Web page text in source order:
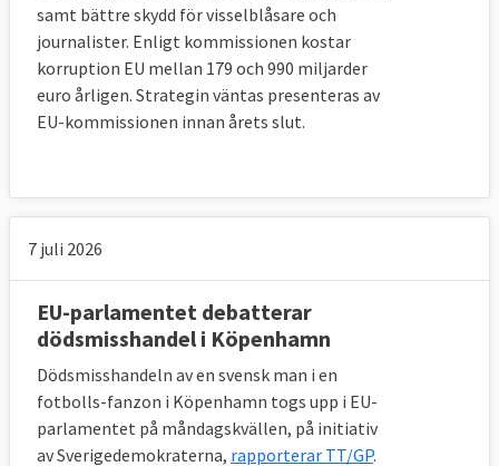
samt bättre skydd för visselblåsare och
journalister. Enligt kommissionen kostar
korruption EU mellan 179 och 990 miljarder
euro årligen. Strategin väntas presenteras av
EU-kommissionen innan årets slut.
7 juli 2026
EU-parlamentet debatterar
dödsmisshandel i Köpenhamn
Dödsmisshandeln av en svensk man i en
fotbolls-fanzon i Köpenhamn togs upp i EU-
parlamentet på måndagskvällen, på initiativ
av Sverigedemokraterna, rapporterar TT/GP.